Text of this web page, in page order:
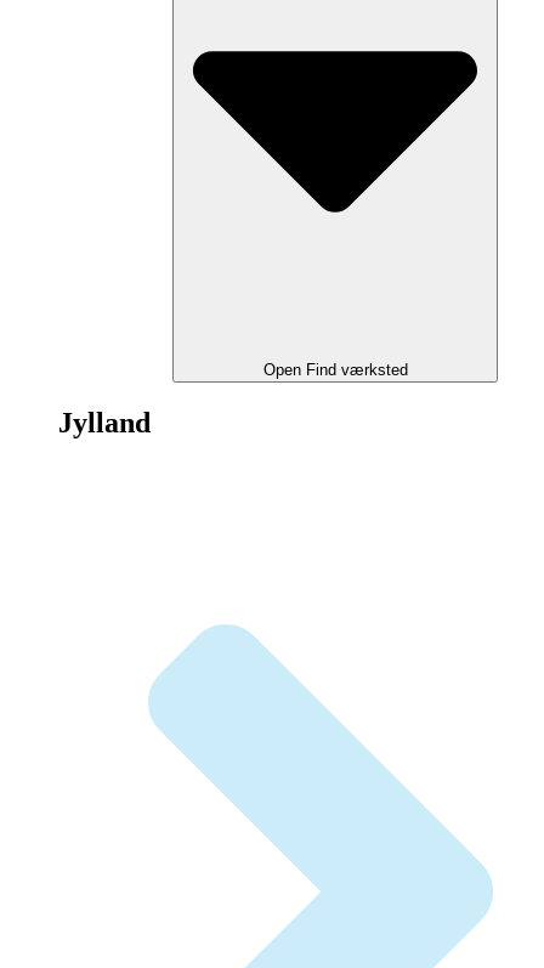
Open Find værksted
Jylland